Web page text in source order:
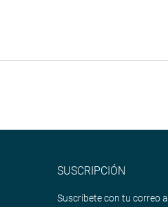
SUSCRIPCIÓN
Suscríbete con tu correo a